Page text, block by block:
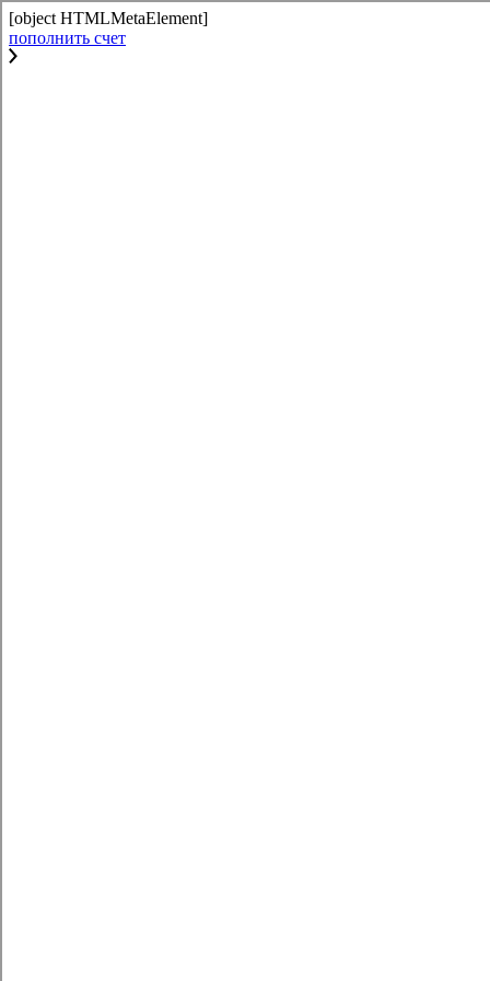
[object HTMLMetaElement]
пополнить счет